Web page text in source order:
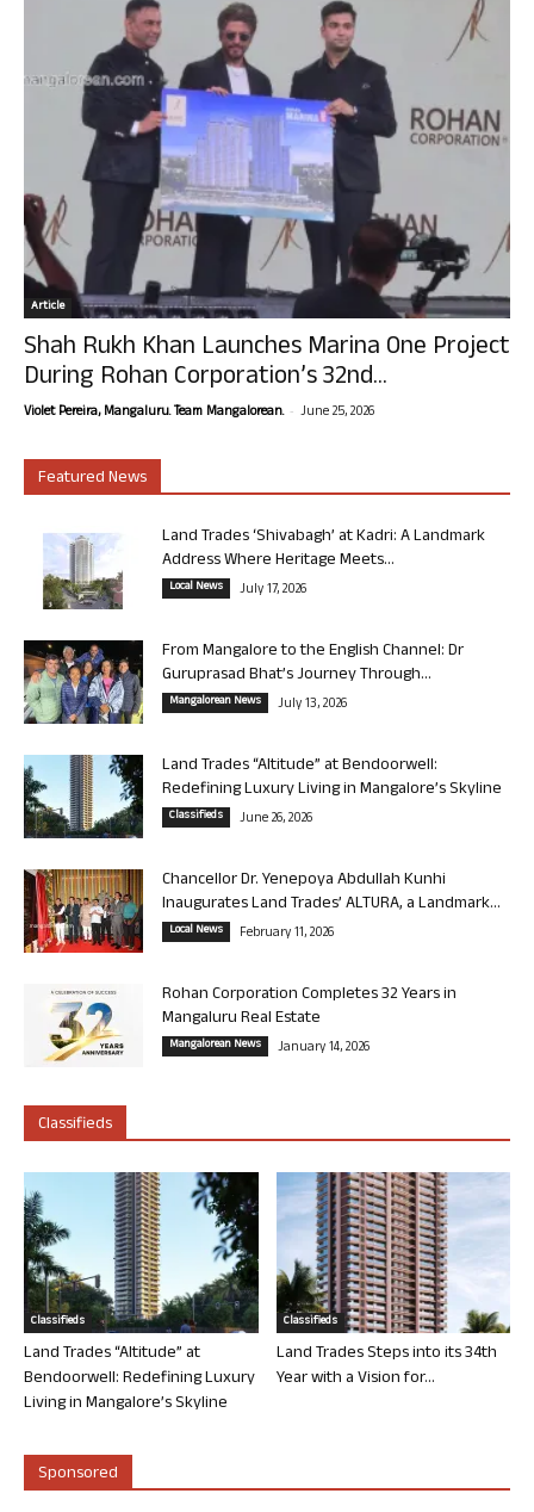
Article
Shah Rukh Khan Launches Marina One Project
During Rohan Corporation’s 32nd...
Violet Pereira, Mangaluru. Team Mangalorean. - June 25, 2026
Featured News
Land Trades ‘Shivabagh’ at Kadri: A Landmark
Address Where Heritage Meets...
Local News July 17, 2026
From Mangalore to the English Channel: Dr
Guruprasad Bhat’s Journey Through...
Mangalorean News July 13, 2026
Land Trades “Altitude” at Bendoorwell:
Redefining Luxury Living in Mangalore’s Skyline
Classifieds June 26, 2026
Chancellor Dr. Yenepoya Abdullah Kunhi
Inaugurates Land Trades’ ALTURA, a Landmark...
Local News February 11, 2026
Rohan Corporation Completes 32 Years in
Mangaluru Real Estate
Mangalorean News January 14, 2026
Classifieds
Classifieds
Land Trades “Altitude” at
Bendoorwell: Redefining Luxury
Living in Mangalore’s Skyline
Classifieds
Land Trades Steps into its 34th
Year with a Vision for...
Sponsored